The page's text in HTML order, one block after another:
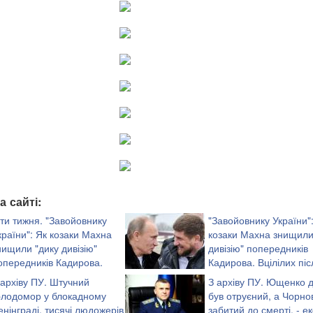
сайті:
тижня. "Завойовнику
Як козаки Махна
"дику дивізію"
Кадирова.
після шаленої
палили живцем або
шматки
"Завойовнику
козаки Махна
дивізію" попередників
Кадирова. Вцілілих
шаленої рубки звірів-
ґвалтівників палили живцем або
рубали на дрібні шматки
ПУ. Штучний
у блокадному
тисячі людожерів
З архіву ПУ. Ющенко
був отруєний, а
забитий до смерті, -